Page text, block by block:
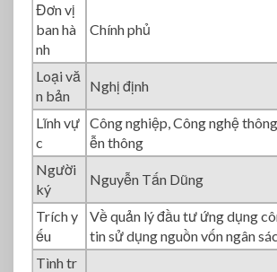
Đơn vị
ban hà
nh
Chính phủ
Loại vă
n bản
Nghị định
Lĩnh vự
c
Công nghiệp, Công nghệ
ễn thông
Người
ký
Nguyễn Tấn Dũng
Trích y
ếu
Về quản lý đầu tư ứng dụng
tin sử dụng nguồn vốn ngân
Tình tr